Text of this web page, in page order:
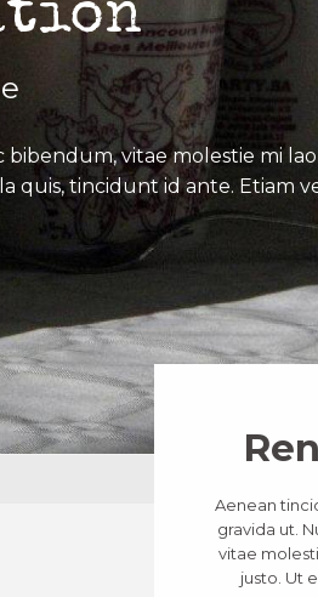
vitae molestie mi
quis, tincidunt id ante. Etiam
Aenean
gravida ut.
vitae
justo. Ut